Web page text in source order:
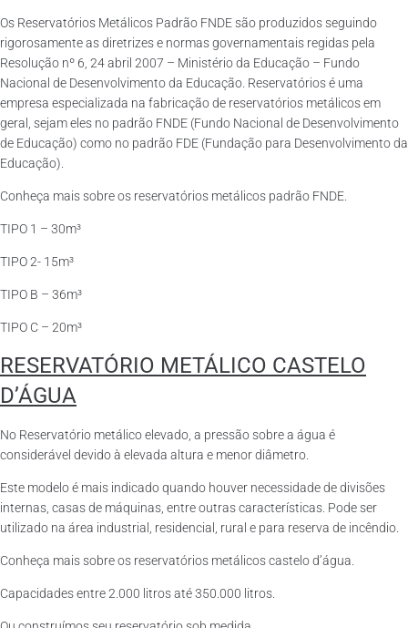
Os Reservatórios Metálicos Padrão FNDE são produzidos seguindo
rigorosamente as diretrizes e normas governamentais regidas pela
Resolução nº 6, 24 abril 2007 – Ministério da Educação – Fundo
Nacional de Desenvolvimento da Educação. Reservatórios é uma
empresa especializada na fabricação de reservatórios metálicos em
geral, sejam eles no padrão FNDE (Fundo Nacional de Desenvolvimento
de Educação) como no padrão FDE (Fundação para Desenvolvimento da
Educação).
Conheça mais sobre os reservatórios metálicos padrão FNDE.
TIPO 1 – 30m³
TIPO 2- 15m³
TIPO B – 36m³
TIPO C – 20m³
RESERVATÓRIO METÁLICO CASTELO
D’ÁGUA
No Reservatório metálico elevado, a pressão sobre a água é
considerável devido à elevada altura e menor diâmetro.
Este modelo é mais indicado quando houver necessidade de divisões
internas, casas de máquinas, entre outras características. Pode ser
utilizado na área industrial, residencial, rural e para reserva de incêndio.
Conheça mais sobre os reservatórios metálicos castelo d’água.
Capacidades entre 2.000 litros até 350.000 litros.